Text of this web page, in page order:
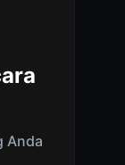
Anda